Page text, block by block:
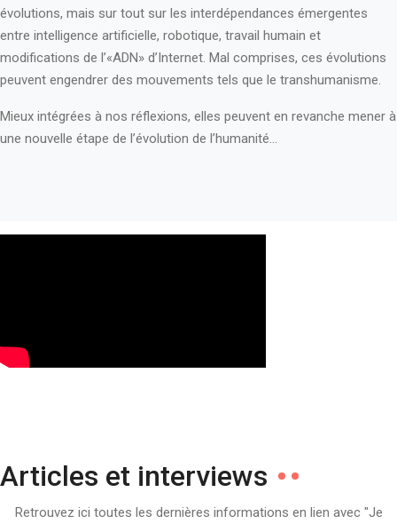
évolutions, mais sur­ tout sur les interdépendances émergentes
entre intelligence artificielle, robotique, travail humain et
modifications de l’«ADN» d’Internet. Mal comprises, ces évolutions
peuvent engendrer des mouvements tels que le transhumanisme.
Mieux intégrées à nos réflexions, elles peuvent en revanche mener à
une nouvelle étape de l’évolution de l’humanité...
Articles et interviews
Retrouvez ici toutes les dernières informations en lien avec "Je